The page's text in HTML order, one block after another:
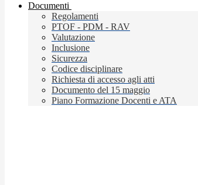
Documenti
Regolamenti
PTOF - PDM - RAV
Valutazione
Inclusione
Sicurezza
Codice disciplinare
Richiesta di accesso agli atti
Documento del 15 maggio
Piano Formazione Docenti e ATA